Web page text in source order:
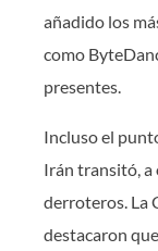
añadido los
como
presentes.
Incluso el
Irán transitó, a
derroteros. La
destacaron